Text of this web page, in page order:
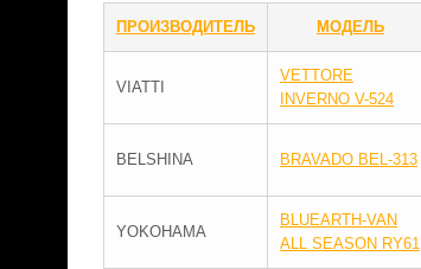
ПРОИЗВОДИТЕЛЬ МОДЕЛЬ
VIATTI
VETTORE
INVERNO V-524
BELSHINA BRAVADO BEL-313
YOKOHAMA
BLUEARTH-VAN
ALL SEASON RY61